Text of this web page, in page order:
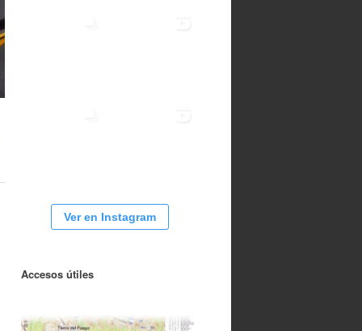
Ver en Instagram
Accesos útiles